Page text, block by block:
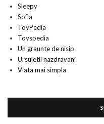
Sleepy
Sofia
ToyPedia
Toyspedia
Un graunte de nisip
Ursuletii nazdravani
Viata mai simpla